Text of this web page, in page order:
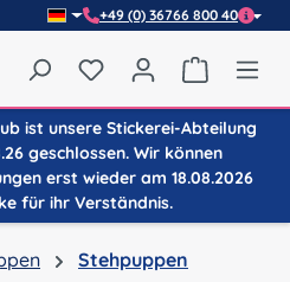
+49 (0) 36766 800 40
Du hast 0 Produkte
ist unsere Stickerei-Abteilung
geschlossen. Wir können
erst wieder am 18.08.2026
für ihr Verständnis.
Stehpuppen